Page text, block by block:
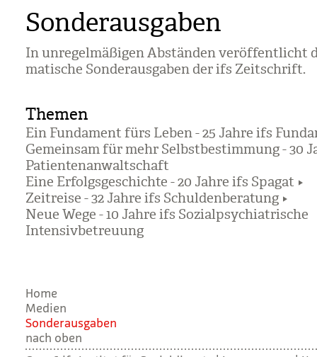
Sonderausgaben
In unre­gel­mä­ßi­gen Abstän­den ver­öf­fent­licht
ma­ti­sche Son­der­aus­ga­ben der ifs Zeit­schrift.
Themen
Ein Fundament fürs Leben - 25 Jahre ifs
Gemeinsam für mehr Selbstbestimmung - 30
Patientenanwaltschaft
Eine Erfolgsgeschichte - 20 Jahre ifs Spagat
Zeitreise - 32 Jahre ifs Schuldenberatung
Neue Wege - 10 Jahre ifs Sozialpsychiatrische
Intensivbetreuung
Home
Medien
Son­der­aus­ga­ben
nach oben